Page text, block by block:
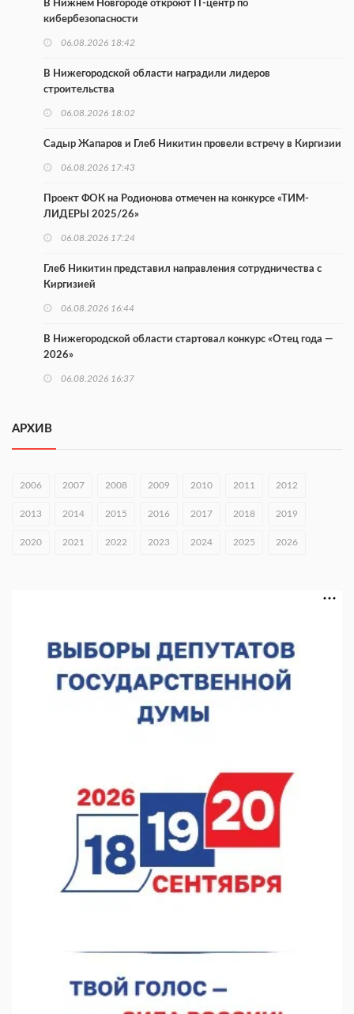
В Нижнем Новгороде откроют IT-центр по
кибербезопасности
06.08.2026 18:42
В Нижегородской области наградили лидеров
строительства
06.08.2026 18:02
Садыр Жапаров и Глеб Никитин провели встречу в Киргизии
06.08.2026 17:43
Проект ФОК на Родионова отмечен на конкурсе «ТИМ-
ЛИДЕРЫ 2025/26»
06.08.2026 17:24
Глеб Никитин представил направления сотрудничества с
Киргизией
06.08.2026 16:44
В Нижегородской области стартовал конкурс «Отец года —
2026»
06.08.2026 16:37
раза
06.08.2026 15:26
Видели ночь, бежали всю ночь... На Нижневолжской
набережной прошел необычный забег
Нижегородские хирурги выполнили трансоральную
операцию на щитовидной железе
06.08.2026 15:03
Более 30 нижегородцев прошли обучение для соцконтракта
06.08.2026 14:46
АРХИВ
2006 2007 2008 2009 2010 2011 2012
2013 2014 2015 2016 2017 2018 2019
2020 2021 2022 2023 2024 2025 2026